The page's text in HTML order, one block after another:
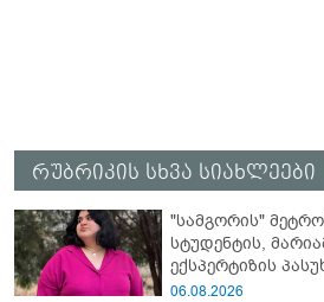
რუბრიკის სხვა სიახლეები
"სამგორის"
სტუდენტის,
ექსპერტიზის
გახდა გოგონას
06.08.2026